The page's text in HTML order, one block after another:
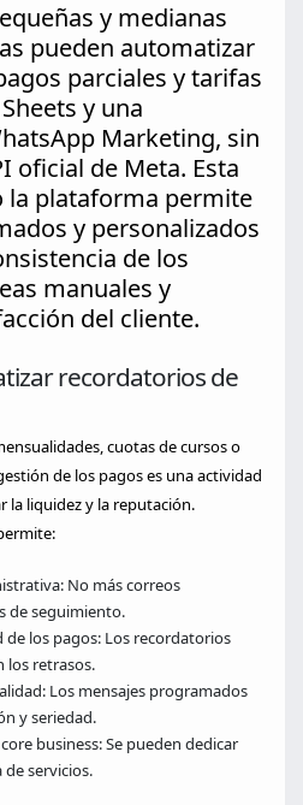
y medianas
pueden automatizar
parciales y tarifas
y una
Marketing, sin
oficial de Meta. Esta
la plataforma permite
y personalizados
de los
manuales y
del cliente.
recordatorios de
cuotas de cursos o
de los pagos es una actividad
la liquidez y la reputación.
No más correos
de seguimiento.
los pagos: Los recordatorios
los retrasos.
Los mensajes programados
y seriedad.
business: Se pueden dedicar
de servicios.